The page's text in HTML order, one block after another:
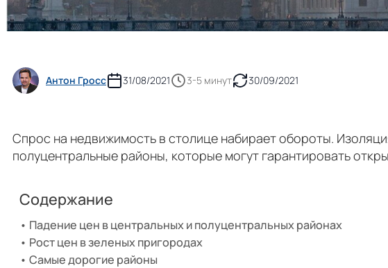
Антон Гросс 31/08/2021 3-5 минут 30/09/2021
Спрос на недвижимость в столице набирает обороты.
полуцентральные районы, которые могут гарантировать
Содержание
Падение цен в центральных и полуцентральных районах
Рост цен в зеленых пригородах
Самые дорогие районы